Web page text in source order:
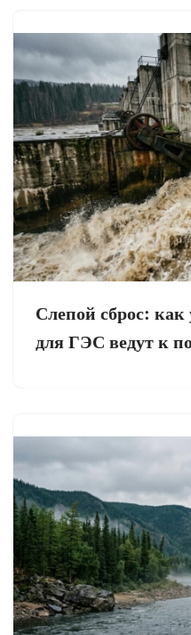
Слепой сброс:
для ГЭС ведут к